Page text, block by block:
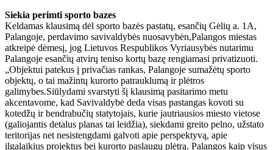
Siekia perimti sporto bazes
Keldamas klausimą dėl sporto bazės pastatų, esančių Gėlių a. 1A,
Palangoje, perdavimo savivaldybės nuosavybėn,Palangos miestas
atkreipė dėmesį, jog Lietuvos Respublikos Vyriausybės nutarimu
Palangoje esančių atvirų teniso kortų bazę rengiamasi privatizuoti.
„Objektui patekus į privačias rankas, Palangoje sumažėtų sporto
objektų, o tai mažintų kurorto patrauklumą ir plėtros
galimybes.Siūlydami svarstyti šį klausimą pasitarimo metu
akcentavome, kad Savivaldybė deda visas pastangas kovoti su
kotedžų ir bendrabučių statytojais, kurie jautriausios miesto vietose
(galiojantis detalus planas tai leidžia), siekdami greito pelno, užstato
teritorijas net nesistengdami galvoti apie perspektyvą, apie
ilgalaikius projektus bei kurorto paslaugų plėtrą. Palangos kaip visus